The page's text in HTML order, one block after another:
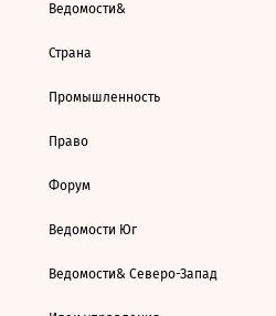
Ведомости&
Страна
Промышленность
Право
Форум
Ведомости Юг
Ведомости& Северо-Запад